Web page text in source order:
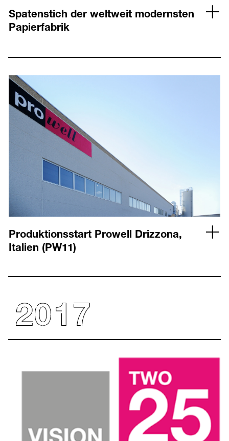
Spatenstich der weltweit modernsten
Papierfabrik
Produktionsstart Prowell Drizzona,
Italien (PW11)